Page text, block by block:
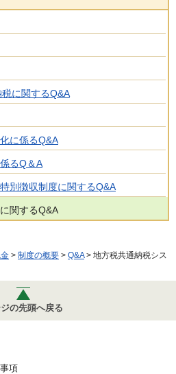
に関するQ&A
に係るQ&A
るQ＆A
別徴収制度に関するQ&A
関するQ&A
> 制度の概要 > Q&A> 地方税共通納税シス
の先頭へ戻る
項